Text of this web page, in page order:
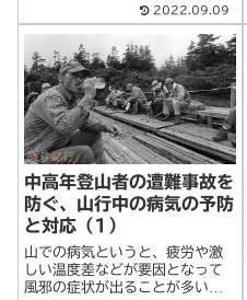
存」は、10代の青少年たちを蝕
む社会現象ともなっています。
そのネット依存症の克服を目的
にした、キャンプ活動が2014
年から開催され>続きを読む
2022.09.09
中高年登山者の遭難事故を
防ぐ、山行中の病気の予防
と対応（1）
山での病気というと、疲労や激
しい温度差などが要因となって
風邪の症状が出ることが多い